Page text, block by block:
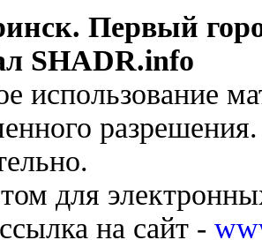
Первый
SHADR.info
использование
для
на сайт -